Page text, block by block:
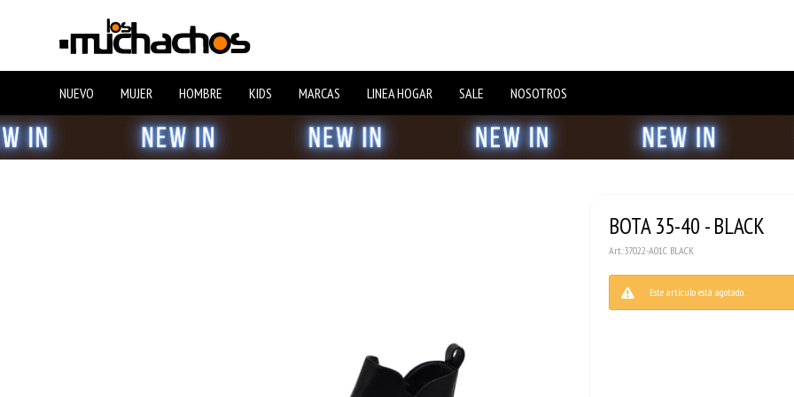
NUEVO MUJER HOMBRE KIDS MARCAS LINEA HOGAR SALE NOSOTROS
BOTA 35-40 - BLACK
37022-A01C BLACK
Este artículo está agotado.